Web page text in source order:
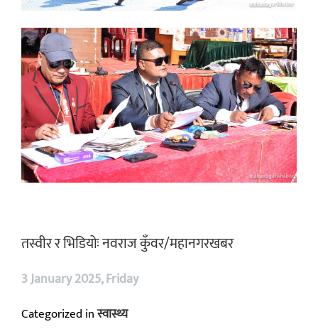
तस्वीर र भिडियोः नवराज कुँवर/महानगरखबर
3 January 2025, Friday
Categorized inस्वास्थ्य